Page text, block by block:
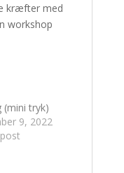
kræfter med
workshop
(mini tryk)
9, 2022